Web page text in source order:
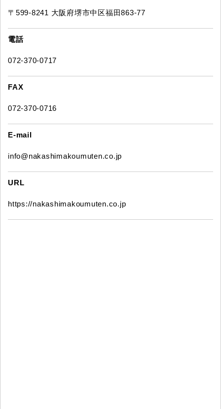
〒599-8241 大阪府堺市中区福田863-77
電話
072-370-0717
FAX
072-370-0716
E-mail
info@nakashimakoumuten.co.jp
URL
https://nakashimakoumuten.co.jp